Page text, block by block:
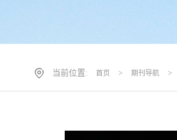
当前位置: 首页 > 期刊导航 >